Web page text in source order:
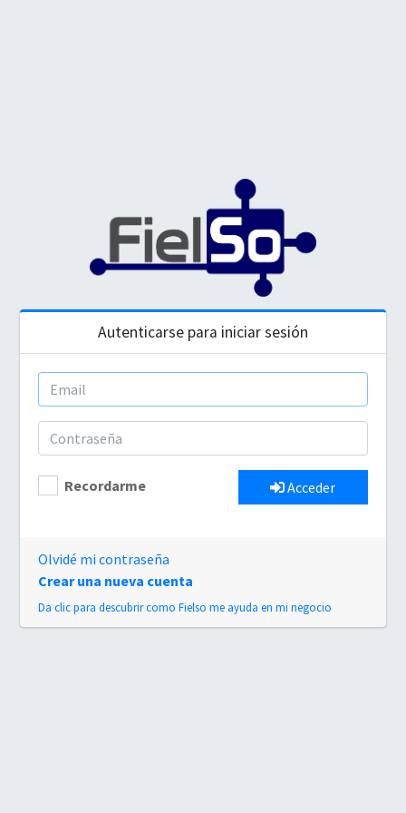
Autenticarse para iniciar sesión
Recordarme Acceder
Olvidé mi contraseña
Crear una nueva cuenta
Da clic para descubrir como Fielso me ayuda en mi negocio